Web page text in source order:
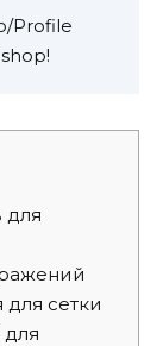
Profile
для
сетки